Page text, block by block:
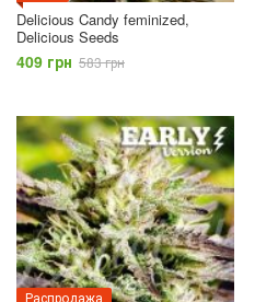
Delicious Candy feminized,
Delicious Seeds
409 грн 583 грн
Распродажа